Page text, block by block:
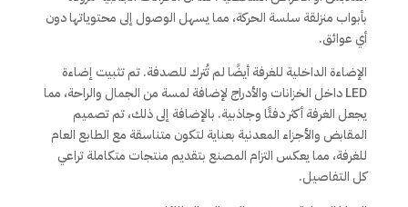
بأبواب منزلقة سلسة الحركة، مما يسهل الوصول إلى محتوياتها دون
أي عوائق.
الإضاءة الداخلية للغرفة أيضًا لم تُترك للصدفة. تم تثبيت إضاءة
LED داخل الخزانات والأدراج لإضافة لمسة من الجمال والراحة، مما
يجعل الغرفة أكثر دفئًا وجاذبية. بالإضافة إلى ذلك، تم تصميم
المقابض والأجزاء المعدنية بعناية لتكون متناسقة مع الطابع العام
للغرفة، مما يعكس التزام المصنع بتقديم منتجات متكاملة تراعي
كل التفاصيل.